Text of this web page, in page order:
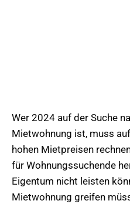
Wer 2024 auf der Suche
Mietwohnung ist, muss
hohen Mietpreisen
für Wohnungssuchende
Eigentum nicht leisten
Mietwohnung greifen